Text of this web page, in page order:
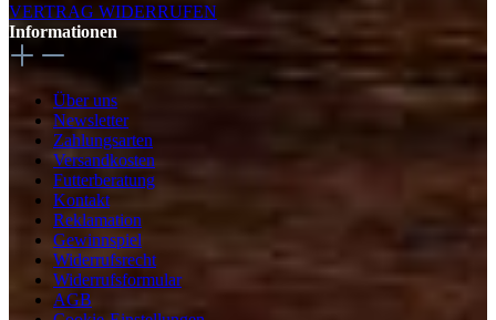
VERTRAG WIDERRUFEN
Informationen
Über uns
Newsletter
Zahlungsarten
Versandkosten
Futterberatung
Kontakt
Reklamation
Gewinnspiel
Widerrufsrecht
Widerrufsformular
AGB